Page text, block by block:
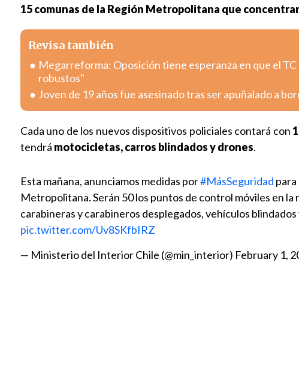
15 comunas de la Región Metropolitana que
Revisa también
Megarreforma: Oposición tiene esperanza en que el
robustos"
Joven de 19 años fue asesinado tras ser apuñalado a
Cada uno de los nuevos dispositivos policiales contará con
tendrá motocicletas, carros blindados y drones.
Esta mañana, anunciamos medidas por#MásSeguridad para
Metropolitana. Serán 50 los puntos de control móviles en la
carabineras y carabineros desplegados, vehículos blindados
pic.twitter.com/Uv8SKfbIRZ
— Ministerio del Interior Chile (@min_interior) February 1,